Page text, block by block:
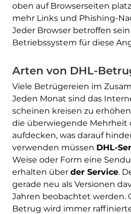
oben auf Browserseiten
mehr Links und Phishing-
Jeder Browser betroffen
Betriebssystem für diese
Arten von DHL-
Viele Betrügereien im
Jeden Monat sind das
scheinen kreisen zu
die überwiegende Mehrheit
aufdecken, was darauf
verwenden müssen DHL-
Weise oder Form eine
erhalten über der Service.
gerade neu als Versionen
Jahren beobachtet werden.
Betrug wird immer